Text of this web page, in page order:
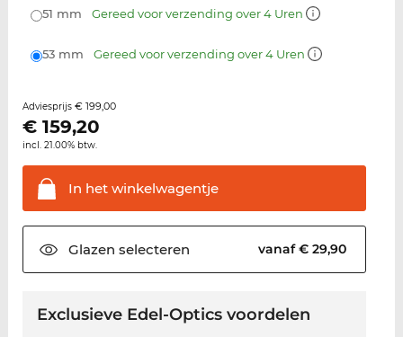
51 mm Gereed voor verzending over 4 Uren
53 mm Gereed voor verzending over 4 Uren
Adviesprijs € 199,00
€ 159,20
incl. 21.00% btw.
In hetwinkelwagentje
Glazen selecteren vanaf € 29,90
Exclusieve Edel-Optics voordelen